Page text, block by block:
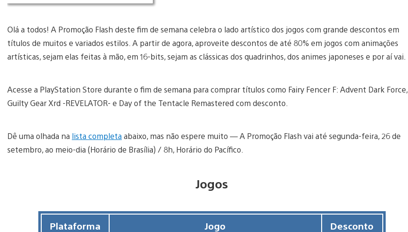
Olá a todos! A Promoção Flash deste fim de semana celebra o lado artístico dos jogos com grande descontos em
títulos de muitos e variados estilos. A partir de agora, aproveite descontos de até 80% em jogos com animações
artísticas, sejam elas feitas à mão, em 16-bits, sejam as clássicas dos quadrinhos, dos animes japoneses e por aí vai.
Acesse a PlayStation Store durante o fim de semana para comprar títulos como Fairy Fencer F: Advent Dark Force,
Guilty Gear Xrd -REVELATOR- e Day of the Tentacle Remastered com desconto.
Dê uma olhada na lista completaabaixo, mas não espere muito — A Promoção Flash vai até segunda-feira, 26 de
setembro, ao meio-dia (Horário de Brasília) / 8h, Horário do Pacífico.
Jogos
Plataforma Jogo Desconto